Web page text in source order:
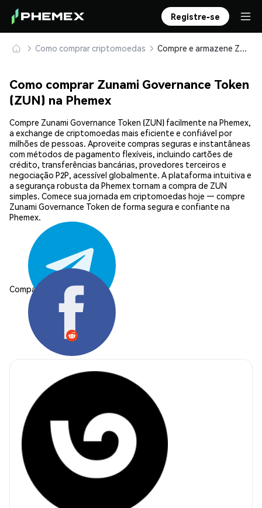
Registre-se
Como comprar criptomoedas Compre e armazene Zunami Governance Token (ZUN) com segurança
Como comprar Zunami Governance Token
(ZUN) na Phemex
Compre Zunami Governance Token (ZUN) facilmente na Phemex,
a exchange de criptomoedas mais eficiente e confiável por
milhões de pessoas. Aproveite compras seguras e instantâneas
com métodos de pagamento flexíveis, incluindo cartões de
crédito, transferências bancárias, provedores terceiros e
negociação P2P, acessível globalmente. A plataforma intuitiva e
a segurança robusta da Phemex tornam a compra de ZUN
simples. Comece sua jornada em criptomoedas hoje — compre
Zunami Governance Token de forma segura e confiante na
Phemex.
Compartilhar: